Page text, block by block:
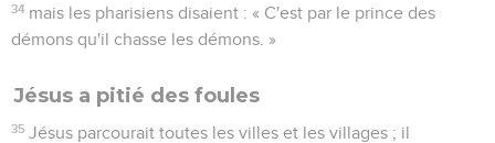
34 mais les pharisiens disaient : « C'est par le prince des
démons qu'il chasse les démons. »
Jésus a pitié des foules
35 Jésus parcourait toutes les villes et les villages ; il